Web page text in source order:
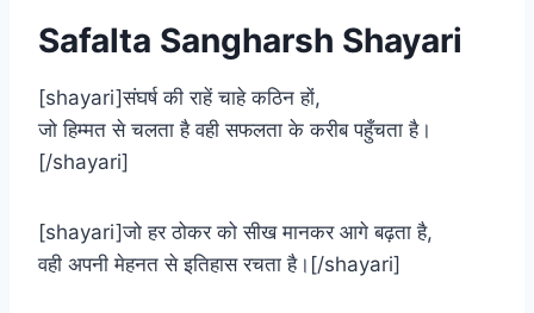
Safalta Sangharsh Shayari
[shayari]संघर्ष की राहें चाहे कठिन हों,
जो हिम्मत से चलता है वही सफलता के करीब पहुँचता है।
[/shayari]
[shayari]जो हर ठोकर को सीख मानकर आगे बढ़ता है,
वही अपनी मेहनत से इतिहास रचता है।[/shayari]